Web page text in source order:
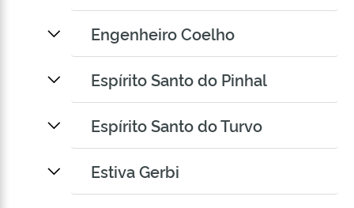
Engenheiro Coelho
Espírito Santo do Pinhal
Espírito Santo do Turvo
Estiva Gerbi